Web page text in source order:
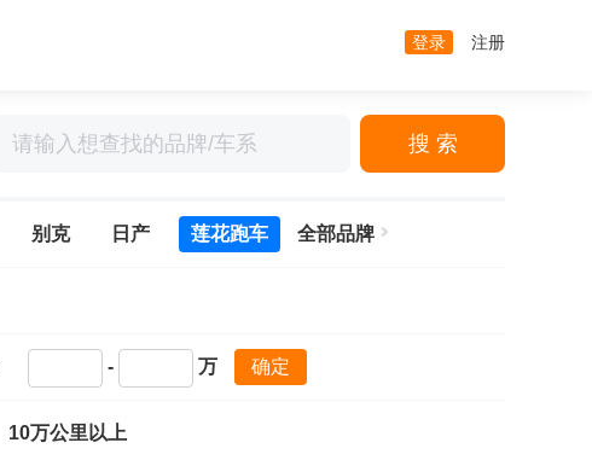
登录 注册
搜 索
别克 日产 莲花跑车 全部品牌
- 万 确定
10万公里以上